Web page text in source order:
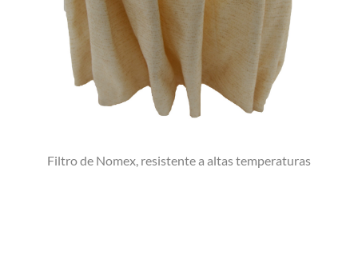
Filtro de Nomex, resistente a altas temperaturas